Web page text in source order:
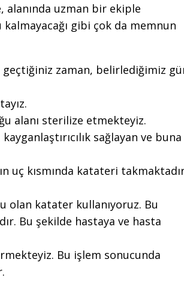
alanında uzman bir ekiple
kalmayacağı gibi çok da memnun
geçtiğiniz zaman, belirlediğimiz
alanı sterilize etmekteyiz.
sağlayan ve buna
uç kısmında katateri
olan katater kullanıyoruz. Bu
Bu şekilde hastaya ve hasta
Bu işlem sonucunda